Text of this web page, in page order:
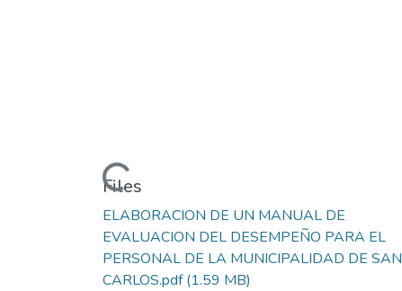
Loading...
Files
ELABORACION DE UN MANUAL DE
EVALUACION DEL DESEMPEÑO PARA EL
PERSONAL DE LA MUNICIPALIDAD DE SAN
CARLOS.pdf(1.59 MB)